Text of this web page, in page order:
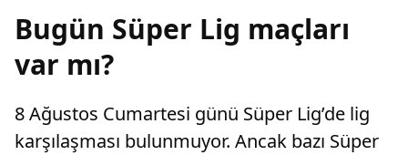
Bugün Süper Lig maçları
var mı?
8 Ağustos Cumartesi günü Süper Lig’de lig
karşılaşması bulunmuyor. Ancak bazı Süper